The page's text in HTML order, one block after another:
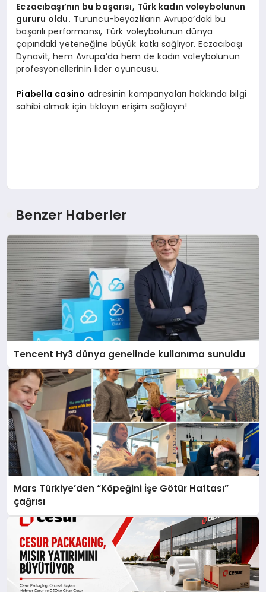
Eczacıbaşı’nın bu başarısı, Türk kadın voleybolunun
gururu oldu. Turuncu-beyazlıların Avrupa’daki bu
başarılı performansı, Türk voleybolunun dünya
çapındaki yeteneğine büyük katkı sağlıyor. Eczacıbaşı
Dynavit, hem Avrupa’da hem de kadın voleybolunun
profesyonellerinin lider oyuncusu.
Piabella casino adresinin kampanyaları hakkında bilgi
sahibi olmak için tıklayın erişim sağlayın!
Benzer Haberler
Tencent Hy3 dünya genelinde kullanıma sunuldu
Mars Türkiye’den “Köpeğini İşe Götür Haftası”
çağrısı